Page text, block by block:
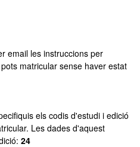
email les instruccions per
matricular sense haver estat
els codis d'estudi i edició
Les dades d'aquest
24